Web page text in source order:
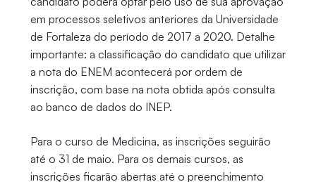
em processos seletivos anteriores da Universidade
de Fortaleza do período de 2017 a 2020. Detalhe
importante: a classificação do candidato que utilizar
a nota do ENEM acontecerá por ordem de
inscrição, com base na nota obtida após consulta
ao banco de dados do INEP.
Para o curso de Medicina, as inscrições seguirão
até o 31 de maio. Para os demais cursos, as
inscrições ficarão abertas até o preenchimento